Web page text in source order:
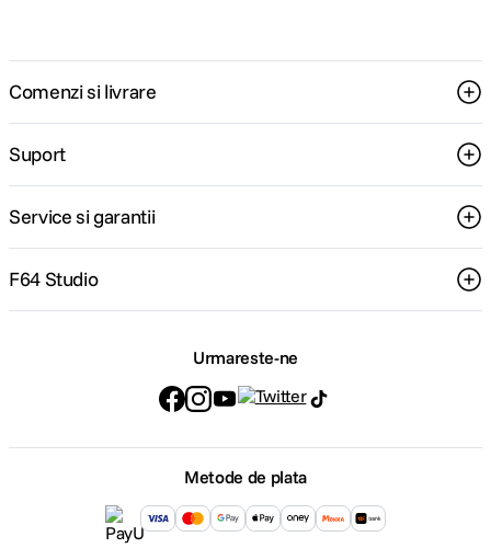
Comenzi si livrare
Suport
Service si garantii
F64 Studio
Urmareste-ne
Metode de plata